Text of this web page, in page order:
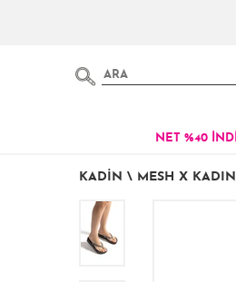
NET %40
KADIN \ MESH X